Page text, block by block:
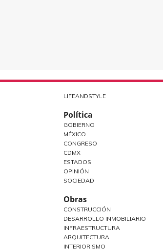
LIFEANDSTYLE
Política
GOBIERNO
MÉXICO
CONGRESO
CDMX
ESTADOS
OPINIÓN
SOCIEDAD
Obras
CONSTRUCCIÓN
DESARROLLO INMOBILIARIO
INFRAESTRUCTURA
ARQUITECTURA
INTERIORISMO